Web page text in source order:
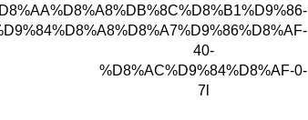
40-
%D8%AC%D9%84%D8%AF-0-
7l